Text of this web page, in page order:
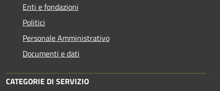
Enti e fondazioni
Politici
Personale Amministrativo
Documenti e dati
CATEGORIE DI SERVIZIO